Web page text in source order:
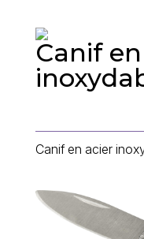
Canif
Canif en acier